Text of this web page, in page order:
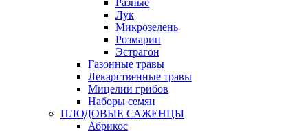
Разные
Лук
Микрозелень
Розмарин
Эстрагон
Газонные травы
Лекарственные травы
Мицелии грибов
Наборы семян
ПЛОДОВЫЕ САЖЕНЦЫ
Абрикос